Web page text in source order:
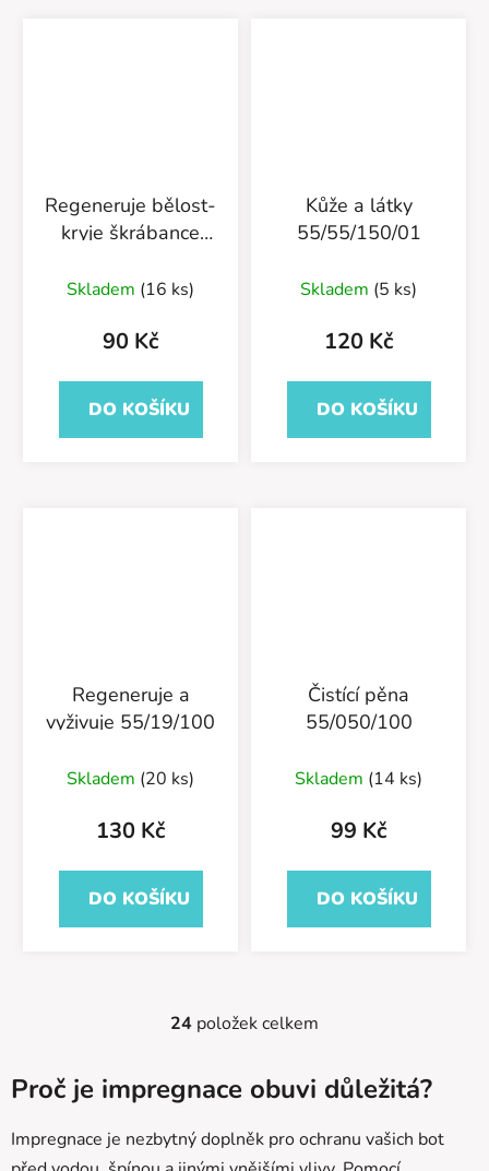
Regeneruje bělost-
kryje škrábance
Skladem (16 ks)
90 Kč
DO KOŠÍKU
Kůže a látky
55/55/150/01
Skladem (5 ks)
120 Kč
DO KOŠÍKU
Regeneruje a
vyživuje 55/19/100
Skladem (20 ks)
130 Kč
DO KOŠÍKU
Čistící pěna
55/050/100
Skladem (14 ks)
99 Kč
DO KOŠÍKU
O
á
d
a
24 položek celkem
Proč je impregnace obuvi důležitá?
Impregnace je nezbytný doplněk pro ochranu vašich bot